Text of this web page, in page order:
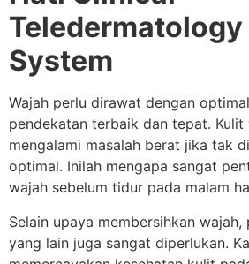
System
Wajah perlu dirawat dengan
pendekatan terbaik dan tepat. Kulit
mengalami masalah berat jika tak
optimal. Inilah mengapa sangat
wajah sebelum tidur pada malam
Selain upaya membersihkan
yang lain juga sangat diperlukan.